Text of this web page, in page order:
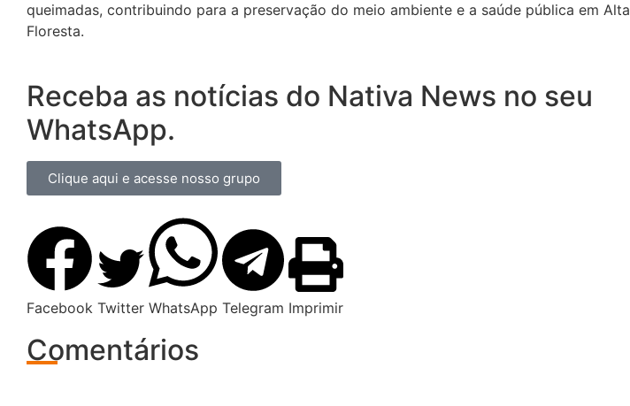
queimadas, contribuindo para a preservação do meio ambiente e a saúde pública em Alta
Floresta.
Receba as notícias do Nativa News no seu
WhatsApp.
Clique aqui e acesse nosso grupo
Facebook Twitter WhatsApp Telegram Imprimir
Comentários